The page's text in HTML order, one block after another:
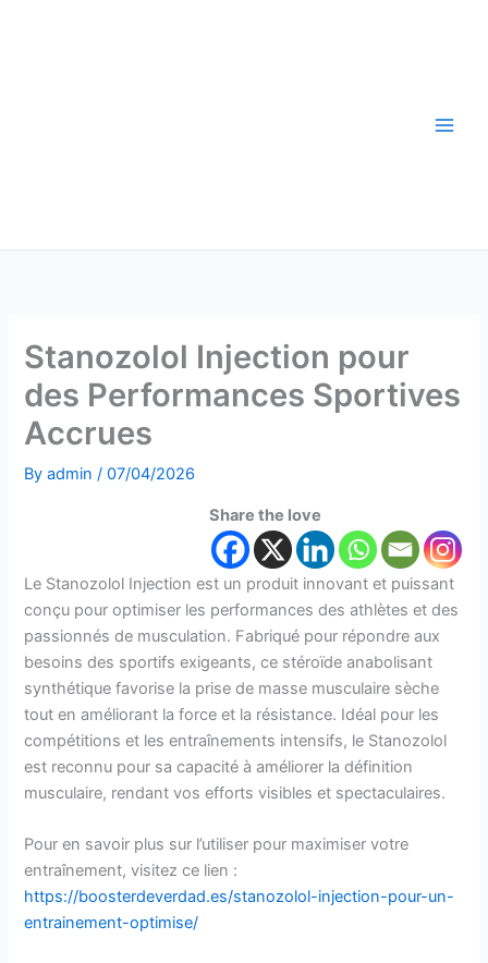
Stanozolol Injection pour
des Performances Sportives
Accrues
Byadmin/07/04/2026
Share the love
Le Stanozolol Injection est un produit innovant et puissant
conçu pour optimiser les performances des athlètes et des
passionnés de musculation. Fabriqué pour répondre aux
besoins des sportifs exigeants, ce stéroïde anabolisant
synthétique favorise la prise de masse musculaire sèche
tout en améliorant la force et la résistance. Idéal pour les
compétitions et les entraînements intensifs, le Stanozolol
est reconnu pour sa capacité à améliorer la définition
musculaire, rendant vos efforts visibles et spectaculaires.
Pour en savoir plus sur l’utiliser pour maximiser votre
entraînement, visitez ce lien :
https://boosterdeverdad.es/stanozolol-injection-pour-un-
entrainement-optimise/